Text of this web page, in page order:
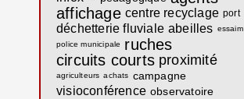
affichage centre recyclage port
déchetterie fluviale abeilles essaim
police municipale
ruches
circuits courts proximité
agriculteurs achats campagne
visioconférence observatoire